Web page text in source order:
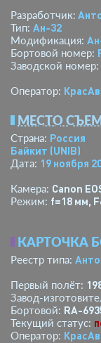
Разработчик:
Тип: Ан-32
Модификация:
Бортовой номер:
Заводской номер:
Оператор:
МЕСТО
Страна: Россия
Байкит (UNIB)
Дата: 19 ноября
Камера: Canon
Режим: f=18 мм,
КАРТОЧКА
Реестр типа:
Первый полёт:
Завод-
Бортовой: RA-
Текущий статус:
Оператор: